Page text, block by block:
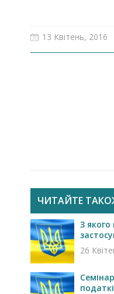
13 Квітень, 2016
ЧИТАЙТЕ
З якого
26